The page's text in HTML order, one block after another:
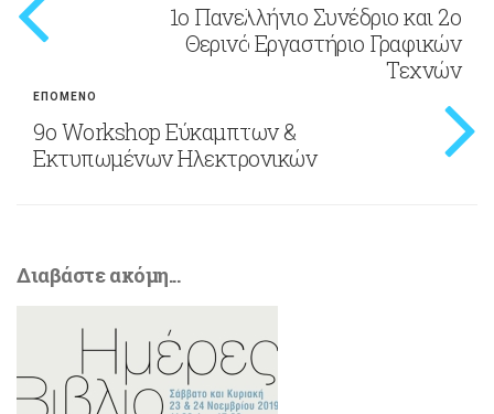
1ο Πανελλήνιο Συνέδριο και 2ο
Θερινό Εργαστήριο Γραφικών
Τεχνών
ΕΠΟΜΕΝΟ
9ο Workshop Εύκαμπτων &
Εκτυπωμένων Ηλεκτρονικών
Διαβάστε ακόμη...